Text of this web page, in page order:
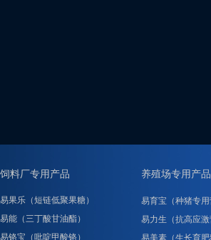
饲料厂专用产品
易果乐（短链低聚果糖）
易能（三丁酸甘油酯）
易铬宝（吡啶甲酸铬）
易育宝（种猪专用
易力生（抗高应激
易美素（生长育
养殖场专用产品